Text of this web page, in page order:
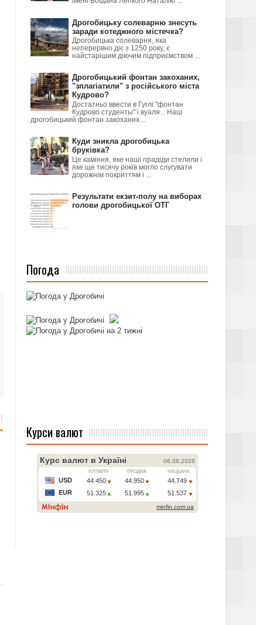
Дрогобицьку солеварню знесуть
заради котеджного містечка?
Дрогобицька солеварня, яка
неперервно діє з 1250 року, є
найстарішим діючим підприємством ...
Дрогобицький фонтан закоханих,
"зплагіатили" з російського міста
Кудрово?
Достатньо ввести в Гуглі "фонтан
Кудрово студенты" і вуаля... Наш
дрогобицький фонтан закоханих ...
Куди зникла дрогобицька
бруківка?
Це каміння, яке наші прадіди стелили і
яке ще тисячу років могло слугувати
дорожнім покриттям і ...
Результати екзит-полу на виборах
голови дрогобицької ОТГ
Погода
Курси валют